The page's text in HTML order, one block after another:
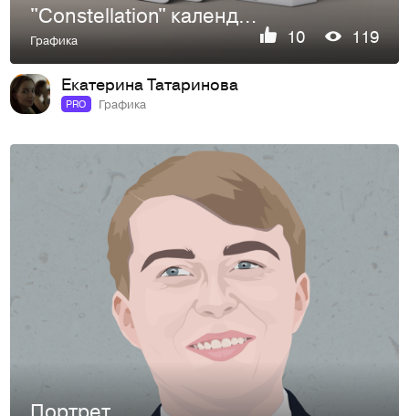
"Constellation" календарь 2027
Графика 10 119
Екатерина Татаринова
PRO Графика